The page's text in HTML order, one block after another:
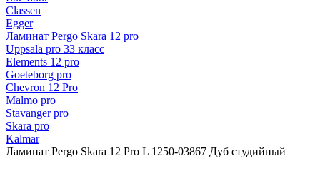
Classen
Egger
Ламинат Pergo Skara 12 pro
Uppsala pro 33 класс
Elements 12 pro
Goeteborg pro
Chevron 12 Pro
Malmo pro
Stavanger pro
Skara pro
Kalmar
Ламинат Pergo Skara 12 Pro L 1250-03867 Дуб студийный